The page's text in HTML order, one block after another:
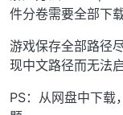
件分卷需要全部下
游戏保存全部路径
现中文路径而无法
PS：从网盘中下载